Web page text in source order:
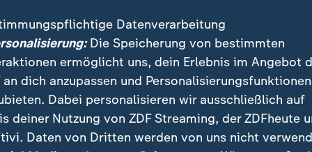
ein superspannender Sport ist, meiner Meinung
in Deutschland, bei einem Weltcup vor der
die Übertragungen durch einen
Senders und das Engagement von Sponsoren.
im Livestream
Datenverarbeitung
Die Speicherung von bestimmten
ermöglicht uns, dein Erlebnis im Angebot
an dich anzupassen und Personalisierungsfunktionen
Dabei personalisieren wir ausschließlich auf
deiner Nutzung von ZDF Streaming, der ZDFheute
Daten von Dritten werden von uns nicht